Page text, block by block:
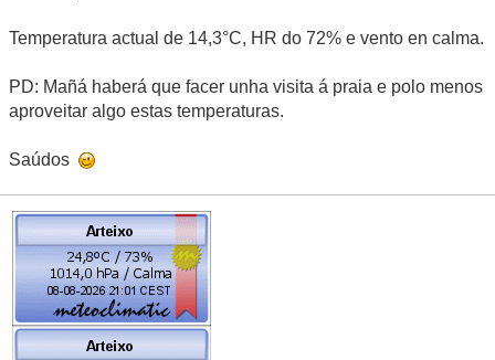
Temperatura actual de 14,3°C, HR do 72% e vento en calma.
PD: Mañá haberá que facer unha visita á praia e polo menos
aproveitar algo estas temperaturas.
Saúdos